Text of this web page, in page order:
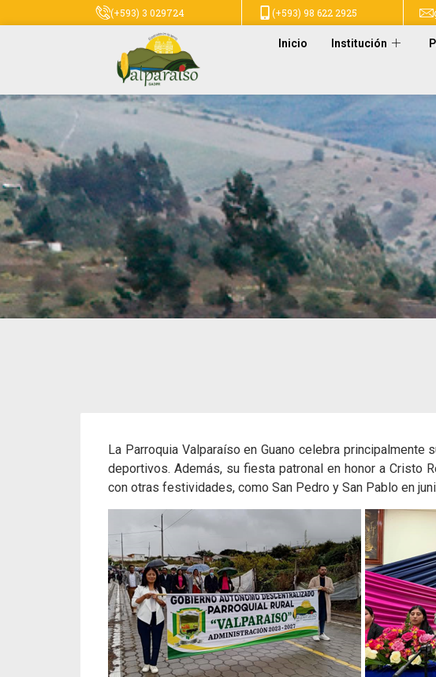
(+593) 3 029724 (+593) 98 622 2925
Inicio Institución
La Parroquia Valparaíso en Guano celebra
deportivos. Además, su fiesta patronal en honor a Cristo
con otras festividades, como San Pedro y San Pablo en